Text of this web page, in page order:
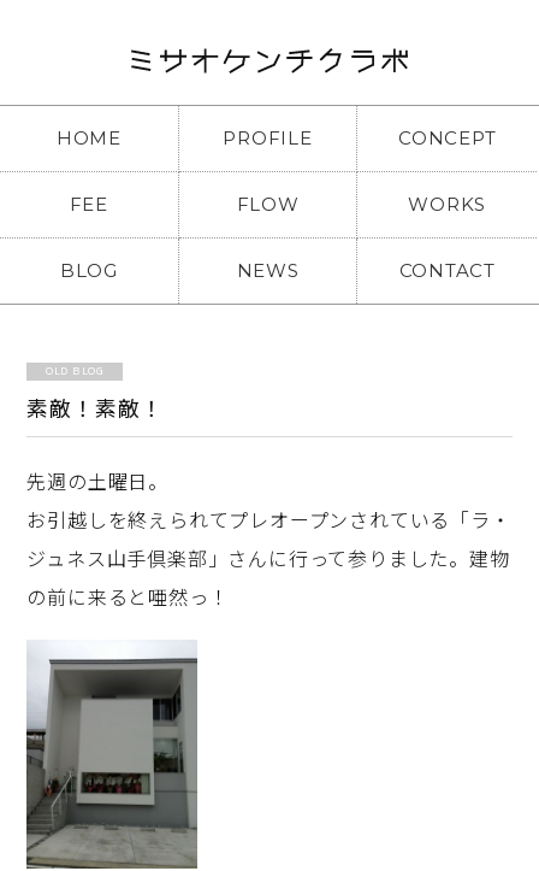
HOME PROFILE CONCEPT
FEE FLOW WORKS
BLOG NEWS CONTACT
OLD BLOG
素敵！素敵！
先週の土曜日。
お引越しを終えられてプレオープンされている「ラ・
ジュネス山手倶楽部」さんに行って参りました。建物
の前に来ると唖然っ！